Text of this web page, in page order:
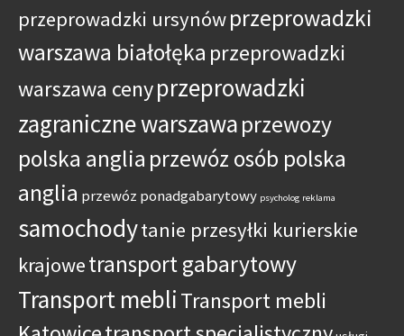
przeprowadzki ursynówprzeprowadzki
warszawa białołęka przeprowadzki
warszawa cenyprzeprowadzki
zagraniczne warszawaprzewozy
polska anglia przewóz osób polska
anglia przewóz ponadgabarytowy psycholog reklama
samochodytanie przesyłki kurierskie
krajowetransport gabarytowy
Transport mebliTransport mebli